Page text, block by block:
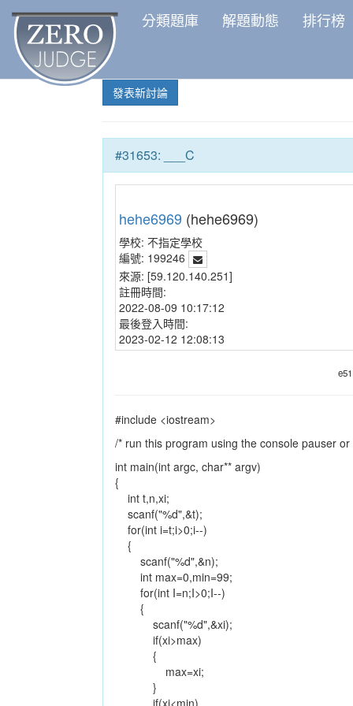
分類題庫 解題動態 排行榜
發表新討論
#31653: ___C
hehe6969 (hehe6969)
學校: 不指定學校
編號: 199246
來源: [59.120.140.251]
註冊時間:
2022-08-09 10:17:12
最後登入時間:
2023-02-12 12:08:13
#include <iostream>
/* run this program using the console pauser
int main(int argc, char** argv)
{
int t,n,xi;
scanf("%d",&t);
for(int i=t;i>0;i--)
{
scanf("%d",&n);
int max=0,min=99;
for(int I=n;I>0;I--)
{
scanf("%d",&xi);
if(xi>max)
{
max=xi;
}